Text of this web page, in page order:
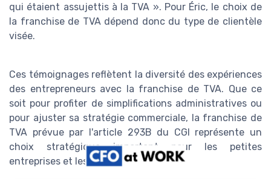
qui étaient assujettis à la TVA ». Pour Éric, le choix de
la franchise de TVA dépend donc du type de clientèle
visée.
Ces témoignages reflètent la diversité des expériences
des entrepreneurs avec la franchise de TVA. Que ce
soit pour profiter de simplifications administratives ou
pour ajuster sa stratégie commerciale, la franchise de
TVA prévue par l'article 293B du CGI représente un
choix stratégique important pour les petites
entreprises et les auto-entrepreneurs.